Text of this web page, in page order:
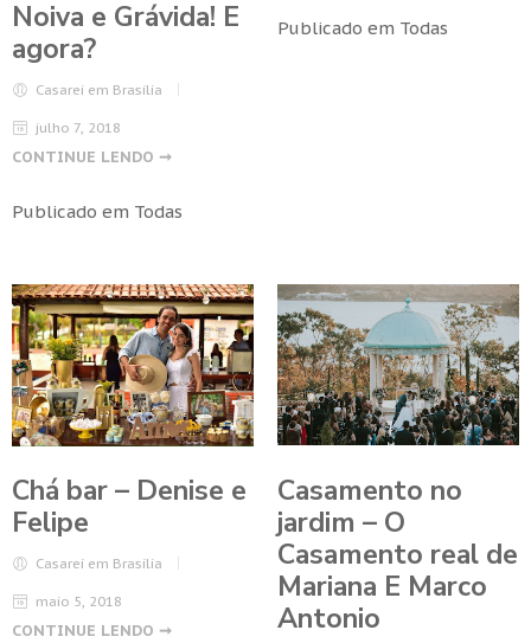
Noiva e Grávida! E
agora?
Casarei em Brasilia
julho 7, 2018
CONTINUE LENDO ➞
Publicado em Todas
Publicado em Todas
Chá bar – Denise e
Felipe
Casarei em Brasilia
maio 5, 2018
CONTINUE LENDO ➞
Casamento no
jardim – O
Casamento real de
Mariana E Marco
Antonio